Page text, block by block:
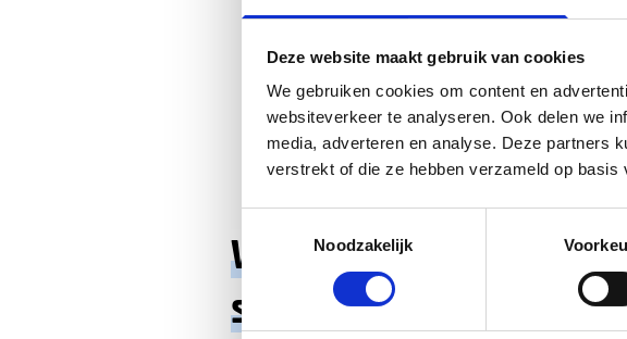
Deze website maakt gebruik van cookies
We gebruiken cookies om content en
websiteverkeer te analyseren. Ook delen we
media, adverteren en analyse. Deze partners
verstrekt of die ze hebben verzameld op
Noodzakelijk
Waarom kiezen voor
schoolreisje? Ontdek